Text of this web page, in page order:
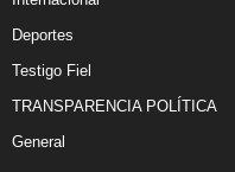
Deportes
Testigo Fiel
TRANSPARENCIA POLÍTICA
General